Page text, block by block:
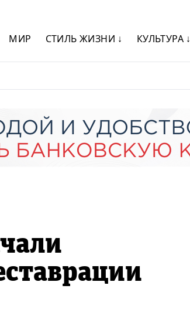
МИР СТИЛЬ ЖИЗНИ ↓ КУЛЬТУРА ↓